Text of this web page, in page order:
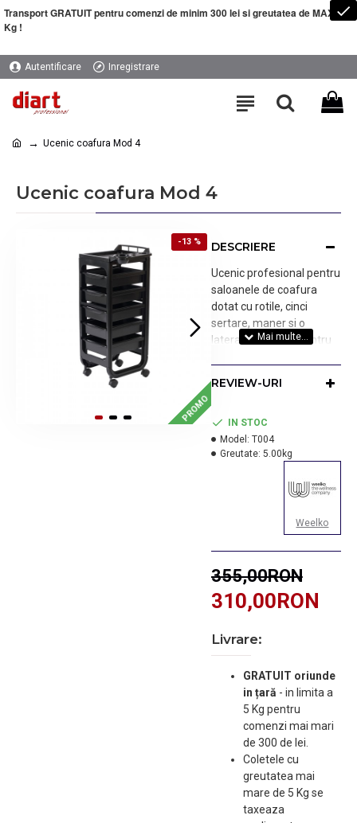
Transport GRATUIT pentru comenzi de minim 300 lei si greutatea de MAXIM 5
Kg !
Autentificare Inregistrare
Ucenic coafura Mod 4
Ucenic coafura Mod 4
PROMO
-13 % DESCRIERE
Ucenic profesional pentru
saloanele de coafura
dotat cu rotile, cinci
sertare, maner si o
laterala cu orificii pentru
vopsea.
Dimensiuni: 37 x 30 x 90
cm
REVIEW-URI
310,00RON
355,00RON
IN STOC
Model: T004
Greutate: 5.00kg
Weelko
Livrare:
GRATUIT oriunde
in țară - in limita a
5 Kg pentru
comenzi mai mari
de 300 de lei.
Coletele cu
greutatea mai
mare de 5 Kg se
taxeaza